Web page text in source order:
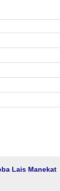
Lais Manekat